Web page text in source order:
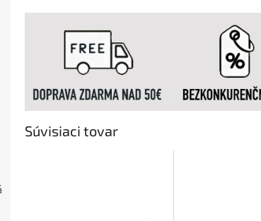
Súvisiaci tovar